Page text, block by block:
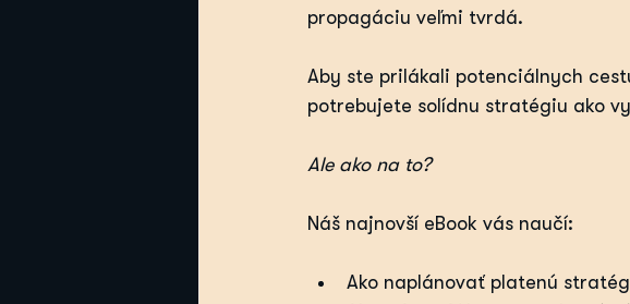
propagáciu veľmi tvrdá.
Aby ste prilákali potenciálnych
potrebujete solídnu stratégiu ako
Ale ako na to?
Náš najnovší eBook vás naučí:
Ako naplánovať platenú